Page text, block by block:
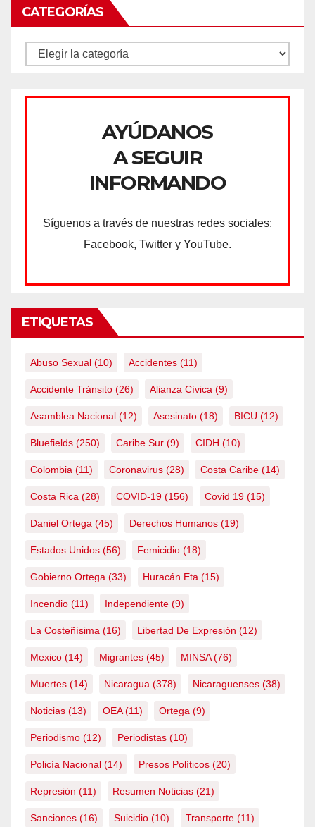
CATEGORÍAS
CATEGORÍAS
AYÚDANOS
A SEGUIR
INFORMANDO
Síguenos a través de nuestras redes sociales:
Facebook, Twitter y YouTube.
ETIQUETAS
Abuso Sexual (10) Accidentes (11)
Accidente Tránsito (26) Alianza Cívica (9)
Asamblea Nacional (12) Asesinato (18) BICU (12)
Bluefields (250) Caribe Sur (9) CIDH (10)
Colombia (11) Coronavirus (28) Costa Caribe (14)
Costa Rica (28) COVID-19 (156) Covid 19 (15)
Daniel Ortega (45) Derechos Humanos (19)
Estados Unidos (56) Femicidio (18)
Gobierno Ortega (33) Huracán Eta (15)
Incendio (11) Independiente (9)
La Costeñísima (16) Libertad De Expresión (12)
Mexico (14) Migrantes (45) MINSA(76)
Muertes (14) Nicaragua (378) Nicaraguenses (38)
Noticias (13) OEA(11) Ortega (9)
Periodismo (12) Periodistas (10)
Policía Nacional (14) Presos Políticos (20)
Represión (11) Resumen Noticias (21)
Sanciones (16) Suicidio (10) Transporte (11)